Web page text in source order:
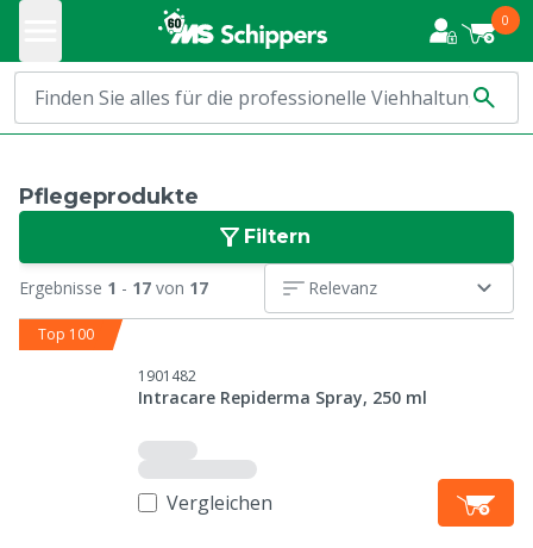
0
Pflegeprodukte
Filtern
Ergebnisse 1 - 17 von 17 Relevanz
Top 100
1901482
Intracare Repiderma Spray, 250 ml
Vergleichen